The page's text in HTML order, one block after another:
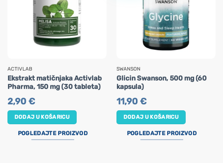
ACTIVLAB
Ekstrakt matičnjaka Activlab
Pharma, 150 mg (30 tableta)
2,90€
DODAJ U KOŠARICU
POGLEDAJTE PROIZVOD
SWANSON
Glicin Swanson, 500 mg (60
kapsula)
11,90€
DODAJ U KOŠARICU
POGLEDAJTE PROIZVOD